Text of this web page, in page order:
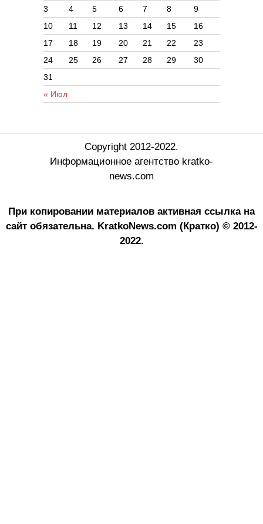
« Июл
3
4 5 6 7 8
9
10
11 12 13 14 15
16
17
18 19 20 21 22
23
24
25 26 27 28 29
30
31
Copyright 2012-2022.
Информационное агентство kratko-
news.com
При копировании материалов активная ссылка на
сайт обязательна. KratkoNews.com (Кратко) © 2012-
2022.